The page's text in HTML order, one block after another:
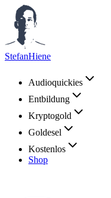
StefanHiene
Audioquickies
Entbildung
Kryptogold
Goldesel
Kostenlos
Shop